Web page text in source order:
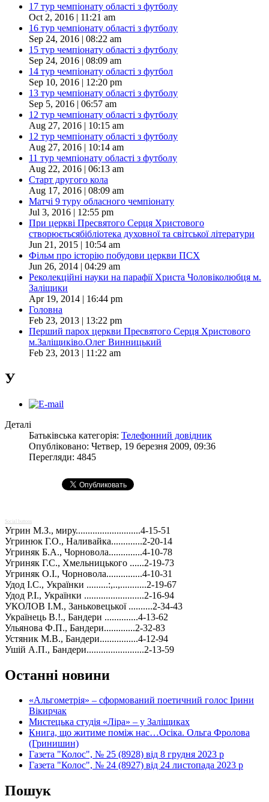
17 тур чемпіонату області з футболу
Oct 2, 2016 | 11:21 am
16 тур чемпіонату області з футболу
Sep 24, 2016 | 08:22 am
15 тур чемпіонату області з футболу
Sep 24, 2016 | 08:09 am
14 тур чемпіонату області з футбол
Sep 10, 2016 | 12:20 pm
13 тур чемпіонату області з футболу
Sep 5, 2016 | 06:57 am
12 тур чемпіонату області з футболу
Aug 27, 2016 | 10:15 am
12 тур чемпіонату області з футболу
Aug 27, 2016 | 10:14 am
11 тур чемпіонату області з футболу
Aug 22, 2016 | 06:13 am
Старт другого кола
Aug 17, 2016 | 08:09 am
Матчі 9 туру обласного чемпіонату
Jul 3, 2016 | 12:55 pm
При церкві Пресвятого Серця Христового
створюєтьсябібліотека духовної та світської літератури
Jun 21, 2015 | 10:54 am
Фільм про історію побудови церкви ПСХ
Jun 26, 2014 | 04:29 am
Реколекційні науки на парафії Христа Чоловіколюбця м.
Заліщики
Apr 19, 2014 | 16:44 pm
Головна
Feb 23, 2013 | 13:22 pm
Перший парох церкви Пресвятого Серця Христового
м.Заліщиківо.Олег Винницький
Feb 23, 2013 | 11:22 am
У
Деталі
Батьківська категорія: Телефонний довідник
Опубліковано: Четвер, 19 березня 2009, 09:36
Перегляди: 4845
Social buttons
Угрин М.З., миру...........................4-15-51
Угринюк Г.О., Наливайка.............2-20-14
Угриняк Б.А., Чорновола..............4-10-78
Угриняк Г.С., Хмельницького ......2-19-73
Угриняк О.І., Чорновола...............4-10-31
Удод І.С., Українки .........:,..,...........2-19-67
Удод Р.І., Українки .........................2-16-94
УКОЛОВ І.М., Заньковецької ..........2-34-43
Українець В.!., Бандери ..............4-13-62
Ульянова Ф.П., Бандери.............2-32-83
Устяник М.В., Бандери................4-12-94
Ушій А.П., Бандери........................2-13-59
Останні новини
«Альгометрія» – сформований поетичний голос Ірини
Вікирчак
Мистецька студія «Ліра» – у Заліщиках
Книга, що житиме поміж нас…Осіка. Ольга Фролова
(Гринишин)
Газета "Колос", № 25 (8928) від 8 грудня 2023 р
Газета "Колос", № 24 (8927) від 24 листопада 2023 р
Пошук